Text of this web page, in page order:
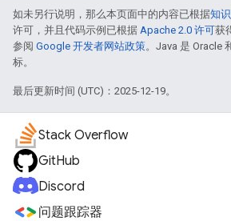
如未另行说明，那么本页面中的内容已根据知
许可，并且代码示例已根据 Apache 2.0 许可获
参阅 Google 开发者网站政策。Java 是 Oracle
标。
最后更新时间 (UTC)：2025-12-19。
Stack Overflow
GitHub
Discord
问题跟踪器